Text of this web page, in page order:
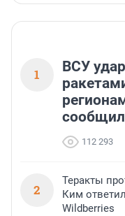
1
ВСУ
112 293
2
Теракты
Ким
Wildberries